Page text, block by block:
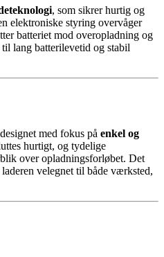
, som sikrer hurtig og
elektroniske styring overvåger
batteriet mod overopladning og
lang batterilevetid og stabil
med fokus på enkel og
hurtigt, og tydelige
over opladningsforløbet. Det
velegnet til både værksted,